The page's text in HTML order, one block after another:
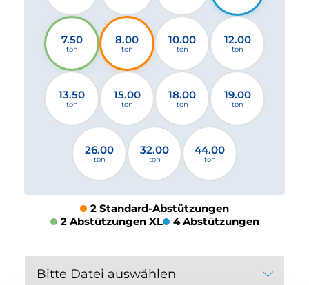
7.50
ton
8.00
ton
10.00
ton
12.00
ton
13.50
ton
15.00
ton
18.00
ton
19.00
ton
26.00
ton
32.00
ton
44.00
ton
2 Standard-Abstützungen
2 Abstützungen XL
4 Abstützungen
Bitte Datei auswählen